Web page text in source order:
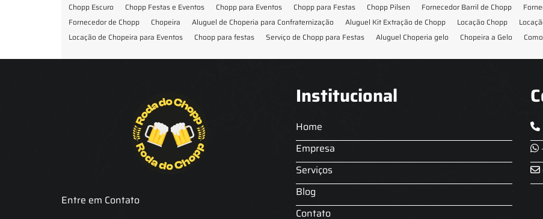
Chopp Escuro
Chopp Festas e Eventos Chopp para Eventos Chopp para Festas Chopp Pilsen Fornecedor Barril de Chopp
Fornecedor de Chopp
Chopeira Aluguel de Choperia para Confraternização Aluguel Kit Extração de Chopp Locação Chopp
Locação de Chopeira para Eventos
Choop para festas Serviço de Chopp para Festas Aluguel Choperia gelo Chopeira a Gelo
Entre em Contato
Institucional
Home
Empresa
Serviços
Blog
Contato